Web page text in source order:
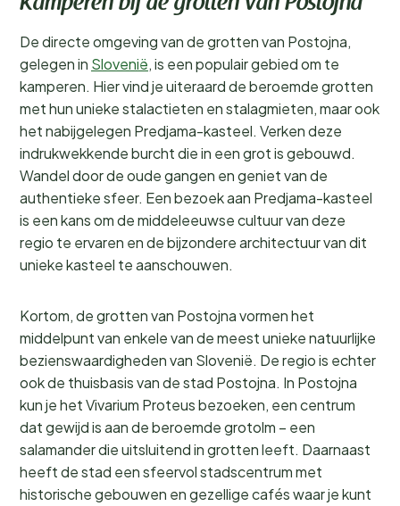
Kamperen bij de grotten van Postojna
De directe omgeving van de grotten van Postojna,
gelegen in Slovenië, is een populair gebied om te
kamperen. Hier vind je uiteraard de beroemde grotten
met hun unieke stalactieten en stalagmieten, maar ook
het nabijgelegen Predjama-kasteel. Verken deze
indrukwekkende burcht die in een grot is gebouwd.
Wandel door de oude gangen en geniet van de
authentieke sfeer. Een bezoek aan Predjama-kasteel
is een kans om de middeleeuwse cultuur van deze
regio te ervaren en de bijzondere architectuur van dit
unieke kasteel te aanschouwen.
Kortom, de grotten van Postojna vormen het
middelpunt van enkele van de meest unieke natuurlijke
bezienswaardigheden van Slovenië. De regio is echter
ook de thuisbasis van de stad Postojna. In Postojna
kun je het Vivarium Proteus bezoeken, een centrum
dat gewijd is aan de beroemde grotolm – een
salamander die uitsluitend in grotten leeft. Daarnaast
heeft de stad een sfeervol stadscentrum met
historische gebouwen en gezellige cafés waar je kunt